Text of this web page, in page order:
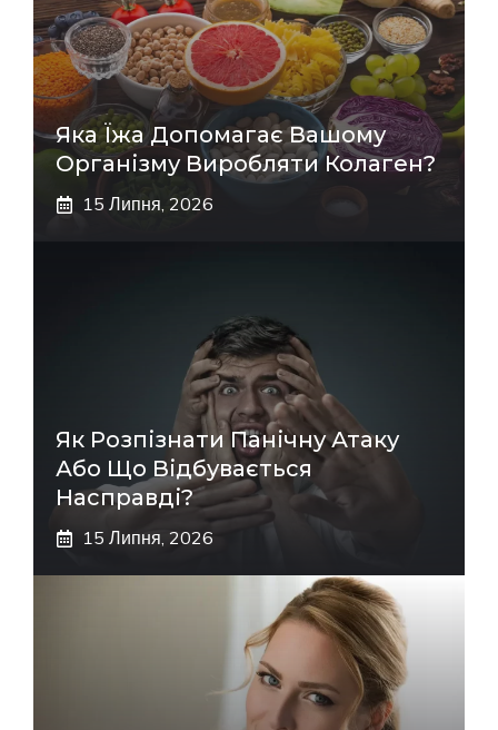
Яка Їжа Допомагає Вашому
Організму Виробляти Колаген?
15 Липня, 2026
Як Розпізнати Панічну Атаку
Або Що Відбувається
Насправді?
15 Липня, 2026